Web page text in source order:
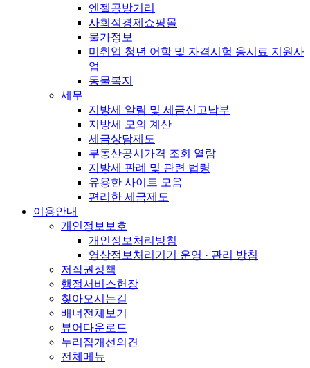
엔젤공방거리
사회적경제쇼핑몰
물가정보
미취업 청년 어학 및 자격시험 응시료 지원사
업
동물복지
세무
지방세 알림 및 세금신고납부
지방세 모의 계산
세금상담제도
부동산공시가격 조회 열람
지방세 판례 및 관련 법령
유용한 사이트 모음
편리한 세금제도
이용안내
개인정보보호
개인정보처리방침
영상정보처리기기 운영 · 관리 방침
저작권정책
행정서비스헌장
찾아오시는길
배너전체보기
뷰어다운로드
누리집개선의견
전체메뉴